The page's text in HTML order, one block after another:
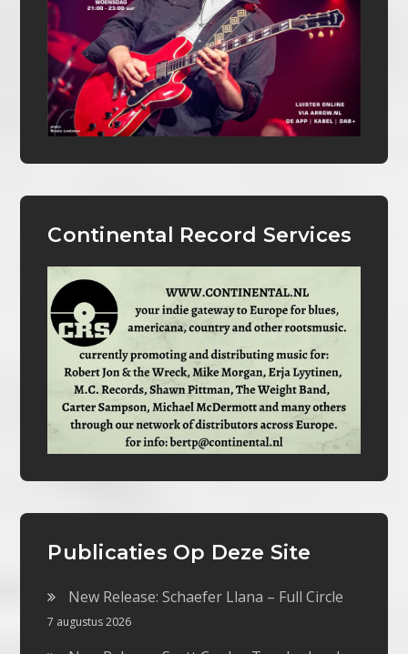
Continental Record Services
Publicaties Op Deze Site
New Release: Schaefer Llana – Full Circle
7 augustus 2026